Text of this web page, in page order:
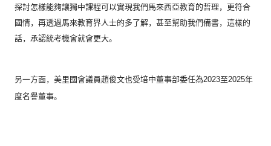
探討怎樣能夠讓獨中課程可以實現我們馬來西亞教育的哲理，更符合
國情，再透過馬來教育界人士的多了解， 甚至幫助我們備書，這樣的
話，承認統考機會就會更大。
另一方面， 美里國會議員趙俊文也受培中董事部委任為2023至2025年
度名譽董事。